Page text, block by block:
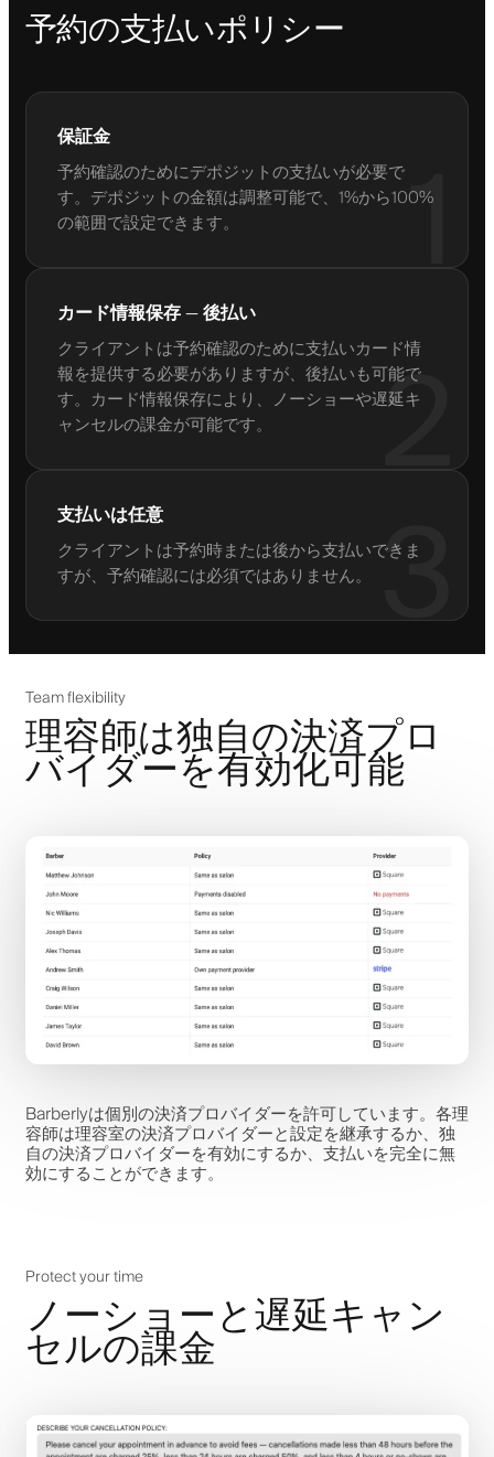
予約の支払いポリシー
1
保証金
予約確認のためにデポジットの支払いが必要で
す。デポジットの金額は調整可能で、1%から100%
の範囲で設定できます。
2
カード情報保存 — 後払い
クライアントは予約確認のために支払いカード情
報を提供する必要がありますが、後払いも可能で
す。カード情報保存により、ノーショーや遅延キ
ャンセルの課金が可能です。
3
支払いは任意
クライアントは予約時または後から支払いできま
すが、予約確認には必須ではありません。
Team flexibility
理容師は独自の決済プロ
バイダーを有効化可能
Barberlyは個別の決済プロバイダーを許可しています。各理
容師は理容室の決済プロバイダーと設定を継承するか、独
自の決済プロバイダーを有効にするか、支払いを完全に無
効にすることができます。
Protect your time
ノーショーと遅延キャン
セルの課金